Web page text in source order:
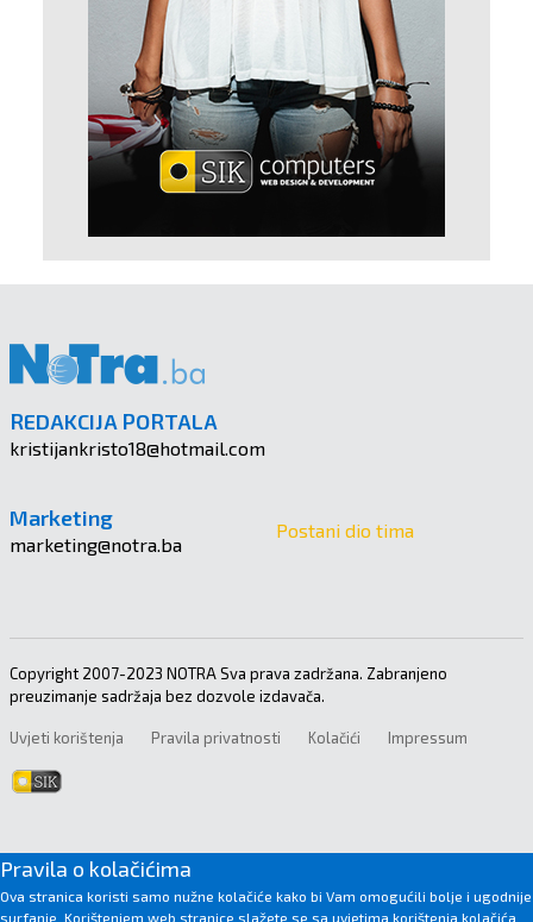
REDAKCIJA PORTALA
kristijankristo18@hotmail.com
Marketing
marketing@notra.ba
Postani dio tima
Copyright 2007-2023 NOTRA Sva prava zadržana. Zabranjeno
preuzimanje sadržaja bez dozvole izdavača.
Uvjeti korištenja Pravila privatnosti Kolačići Impressum
Pravila o kolačićima
Ova stranica koristi samo nužne kolačiće kako bi Vam omogućili bolje i ugodnije
surfanje. Korištenjem web stranice slažete se sa uvjetima korištenja kolačića.